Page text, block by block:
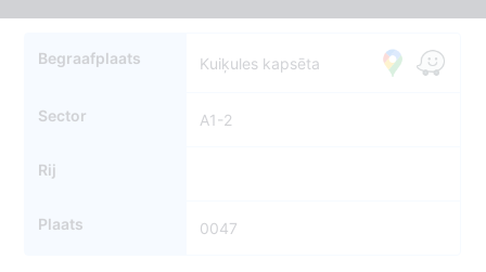
Begraafplaats Kuiķules kapsēta
Sector A1-2
Rij
Plaats 0047